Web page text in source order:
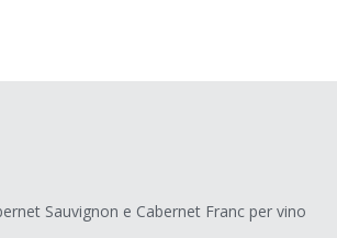
Sauvignon e Cabernet Franc per vino